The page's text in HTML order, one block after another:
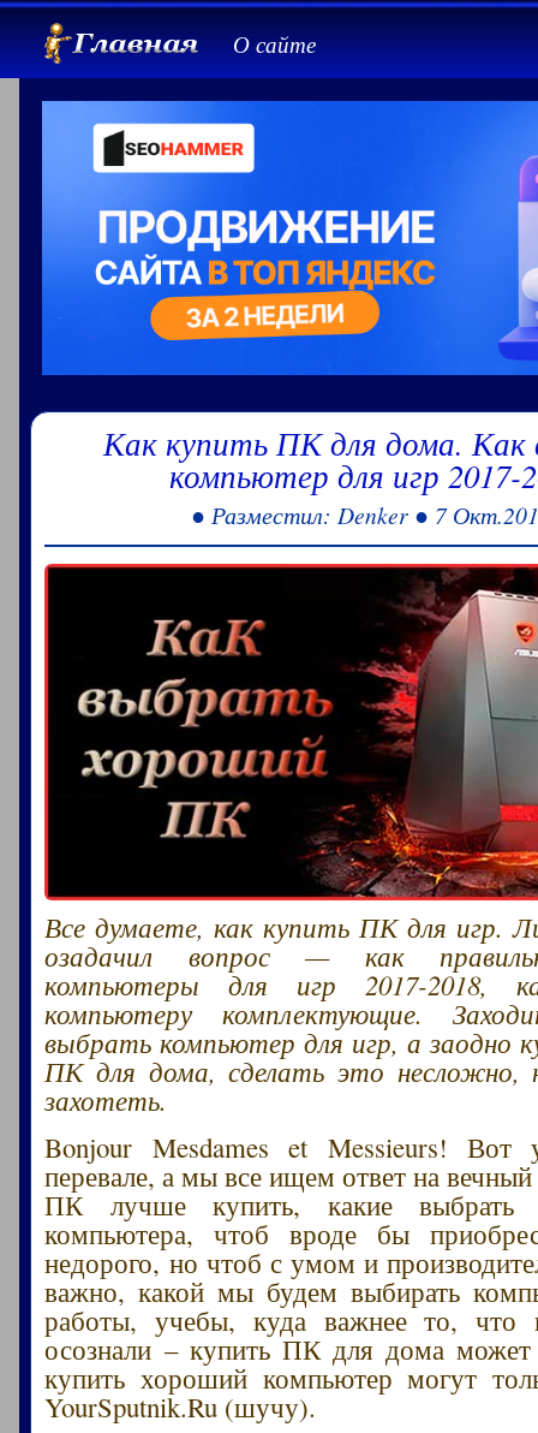
О сайте
Как купить ПК для дома.
компьютер для игр 2017-
● Разместил: Denker ● 7
Все думаете, как купить ПК для игр.
озадачил вопрос — как
компьютеры для игр 2017-2018,
компьютеру комплектующие.
выбрать компьютер для игр, а заодно
ПК для дома, сделать это
захотеть.
Bonjour Mesdames et Messieurs!
перевале, а мы все ищем ответ на
ПК лучше купить, какие выбрать
компьютера, чтоб вроде бы
недорого, но чтоб с умом и
важно, какой мы будем выбирать
работы, учебы, куда важнее то, что
осознали – купить ПК для дома
купить хороший компьютер могут
YourSputnik.Ru (шучу).